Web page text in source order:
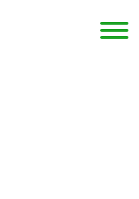
test 123 dfasdf
Dosierungen: test